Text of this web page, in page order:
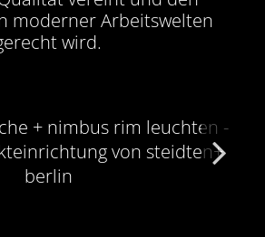
moderner Arbeitswelten
wird.